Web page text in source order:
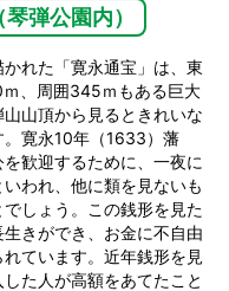
弾公園内）
れた「寛永通宝」は、東
、周囲345ｍもある巨大
山頂から見るときれいな
。寛永10年（1633）藩
歓迎するために、一夜に
いわれ、他に類を見ないも
しょう。この銭形を見た
生きができ、お金に不自由
れています。近年銭形を見
た人が高額をあてたこと